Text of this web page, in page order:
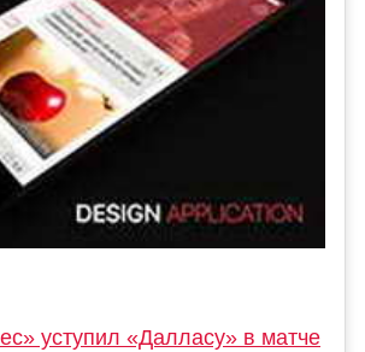
уступил «Далласу» в матче